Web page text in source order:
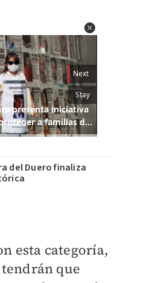
del Duero finaliza
esta categoría,
que